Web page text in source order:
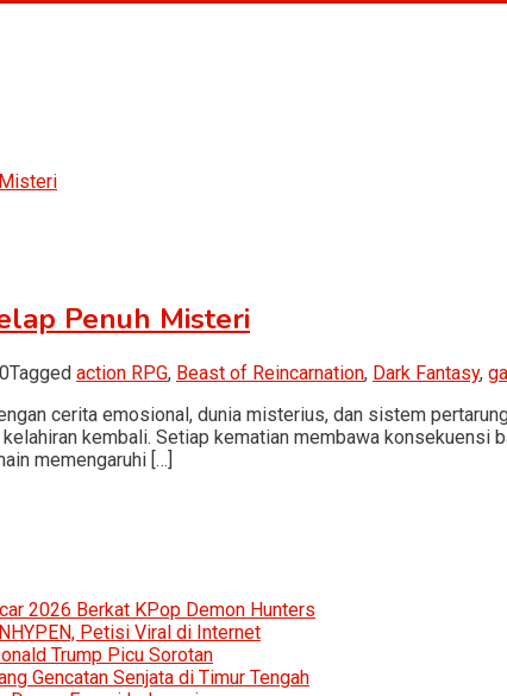
Penuh Misteri
0Tagged action RPG, Beast of Reincarnation, Dark Fantasy,
cerita emosional, dunia misterius, dan sistem
kembali. Setiap kematian membawa konsekuensi
memengaruhi […]
2026 Berkat KPop Demon Hunters
Petisi Viral di Internet
Trump Picu Sorotan
Gencatan Senjata di Timur Tengah